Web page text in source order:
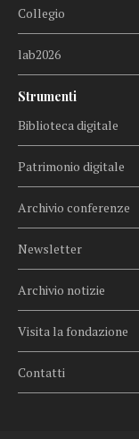
Collegio
lab2026
Strumenti
Biblioteca digitale
Patrimonio digitale
Archivio conferenze
Newsletter
Archivio notizie
Visita la fondazione
Contatti